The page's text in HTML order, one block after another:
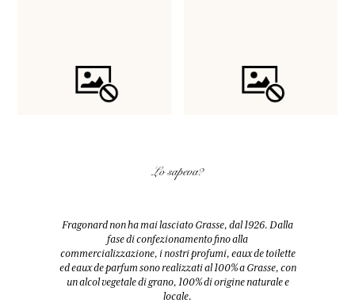
VASE FLEURI
Metallo
H 18 cm / Ø 10 cm
Lo sapeva?
Fragonard non ha mai lasciato Grasse, dal 1926. Dalla
fase di confezionamento fino alla
commercializzazione, i nostri profumi, eaux de toilette
ed eaux de parfum sono realizzati al 100% a Grasse, con
un alcol vegetale di grano, 100% di origine naturale e
locale.